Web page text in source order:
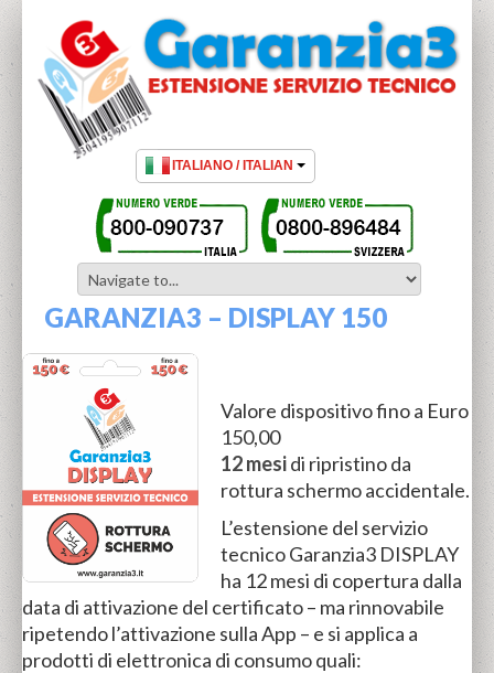
GARANZIA3 – DISPLAY 150
Valore dispositivo fino a Euro
150,00
12 mesidi ripristino da
rottura schermo accidentale.
L’estensione del servizio
tecnico Garanzia3 DISPLAY
ha 12 mesi di copertura dalla
data di attivazione del certificato – ma rinnovabile
ripetendo l’attivazione sulla App – e si applica a
prodotti di elettronica di consumo quali: